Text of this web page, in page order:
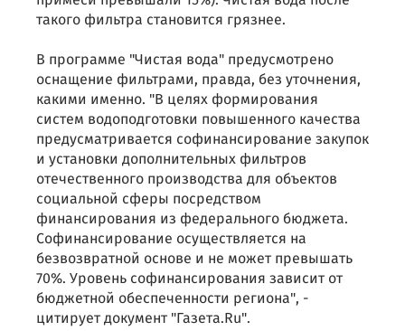
такого фильтра становится грязнее.
В программе "Чистая вода" предусмотрено
оснащение фильтрами, правда, без уточнения,
какими именно. "В целях формирования
систем водоподготовки повышенного качества
предусматривается софинансирование закупок
и установки дополнительных фильтров
отечественного производства для объектов
социальной сферы посредством
финансирования из федерального бюджета.
Софинансирование осуществляется на
безвозвратной основе и не может превышать
70%. Уровень софинансирования зависит от
бюджетной обеспеченности региона", -
цитирует документ "Газета.Ru".